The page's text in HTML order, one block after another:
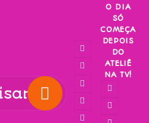
O DIA
SÓ
COMEÇA
DEPOIS
DO
ATELIÊ
NA TV!